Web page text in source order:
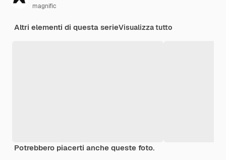
magnific
Altri elementi di questa serieVisualizza tutto
Potrebbero piacerti anche queste foto.